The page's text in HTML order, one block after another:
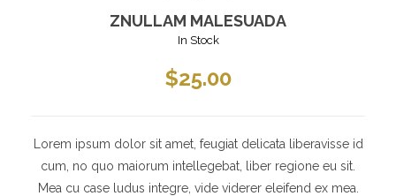
ZNULLAM MALESUADA
In Stock
$25.00
Lorem ipsum dolor sit amet, feugiat delicata liberavisse id
cum, no quo maiorum intellegebat, liber regione eu sit.
Mea cu case ludus integre, vide viderer eleifend ex mea.